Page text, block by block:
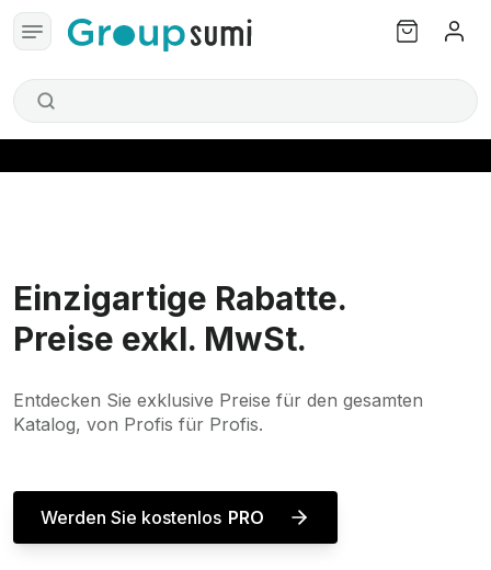
Einzigartige Rabatte.
Preise exkl. MwSt.
Entdecken Sie exklusive Preise für den gesamten
Katalog, von Profis für Profis.
Werden Sie kostenlos PRO